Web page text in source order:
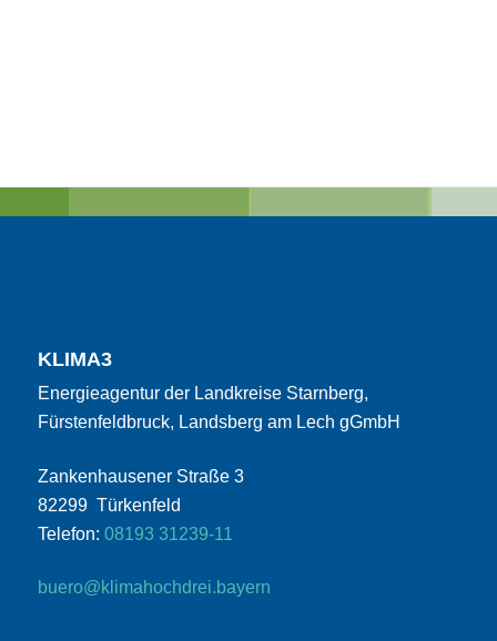
KLIMA3
Energieagentur der Landkreise Starnberg,
Fürstenfeldbruck, Landsberg am Lech gGmbH
Zankenhausener Straße 3
82299 Türkenfeld
Telefon: 08193 31239-11
buero@klimahochdrei.bayern